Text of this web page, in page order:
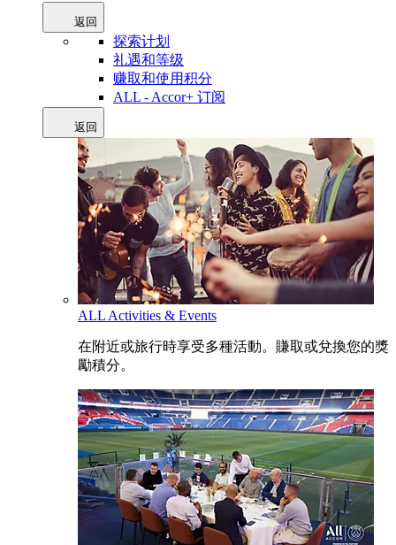
返回
探索计划
礼遇和等级
赚取和使用积分
ALL - Accor+ 订阅
返回
ALL Activities & Events
在附近或旅行時享受多種活動。賺取或兌換您的獎
勵積分。